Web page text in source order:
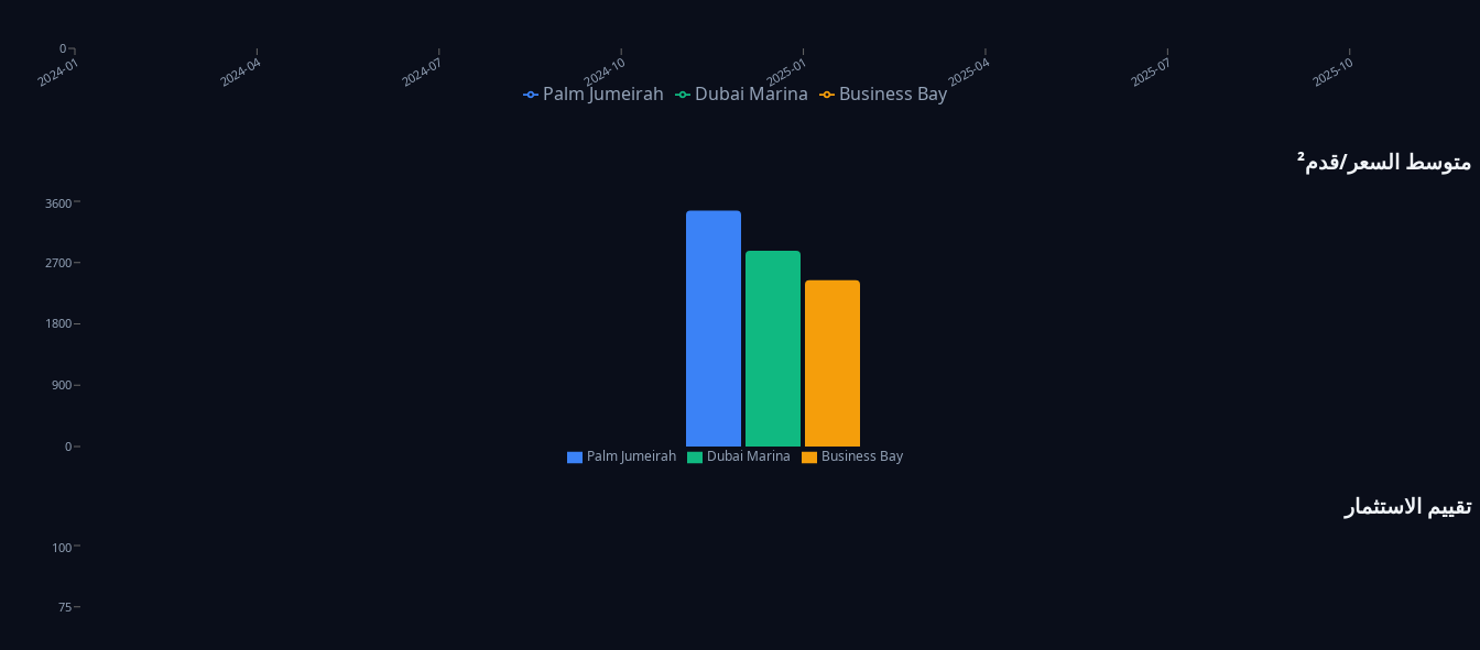
2024-01 2024-04 2024-07 2024-10 2025-01 2025-04 2025-07 2025-10
0
Palm Jumeirah Dubai Marina Business Bay
متوسط السعر/قدم²
0
900
1800
2700
3600
Palm Jumeirah Dubai Marina Business Bay
تقييم الاستثمار
75
100